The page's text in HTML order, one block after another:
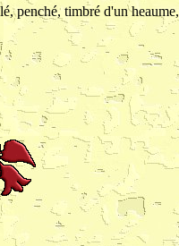
penché, timbré d'un heaume,